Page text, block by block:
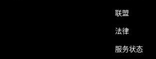
联盟
法律
服务状态